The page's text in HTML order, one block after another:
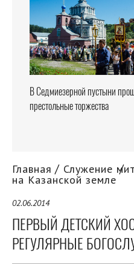
В Седмиезерной пустыни
престольные торжества
Главная Служение
на Казанской земле
02.06.2014
ПЕРВЫЙ ДЕТСКИЙ
РЕГУЛЯРНЫЕ